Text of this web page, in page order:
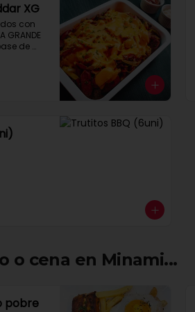
XG
con
GRANDE
de
o cena en Minami...
pobre